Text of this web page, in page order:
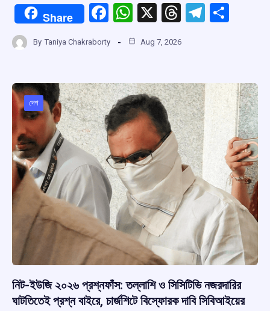
Share
F
ce
o
o
k
W
h
at
A
p
p
X
T
e
d
s
T
a
m
By Taniya Chakraborty Aug 7, 2026
দেশ
নিট-ইউজি ২০২৬ প্রশ্নফাঁস: তল্লাশি ও সিসিটিভি নজরদারির
ঘাটতিতেই প্রশ্ন বাইরে, চার্জশিটে বিস্ফোরক দাবি সিবিআইয়ের